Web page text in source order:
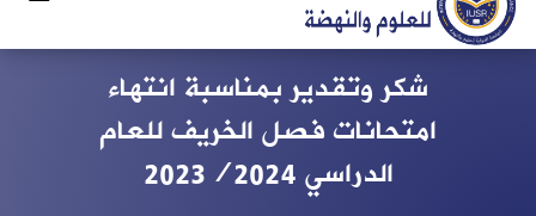
شكر وتقدير بمناسبة انتهاء
امتحانات فصل الخريف للعام
الدراسي 2023/2024